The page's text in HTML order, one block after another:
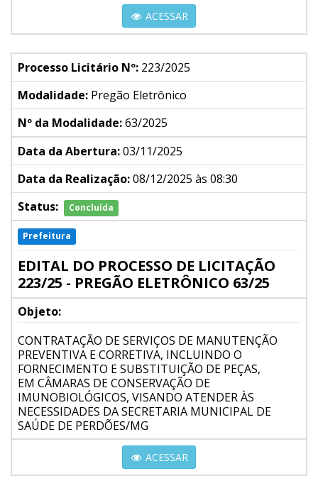
ACESSAR
Processo Licitário Nº: 223/2025
Modalidade: Pregão Eletrônico
Nº da Modalidade:63/2025
Data da Abertura:03/11/2025
Data da Realização:08/12/2025 às 08:30
Status:
Concluída
Prefeitura
EDITAL DO PROCESSO DE LICITAÇÃO
223/25 - PREGÃO ELETRÔNICO 63/25
Objeto:
CONTRATAÇÃO DE SERVIÇOS DE MANUTENÇÃO
PREVENTIVA E CORRETIVA, INCLUINDO O
FORNECIMENTO E SUBSTITUIÇÃO DE PEÇAS,
EM CÂMARAS DE CONSERVAÇÃO DE
IMUNOBIOLÓGICOS, VISANDO ATENDER ÀS
NECESSIDADES DA SECRETARIA MUNICIPAL DE
SAÚDE DE PERDÕES/MG
ACESSAR